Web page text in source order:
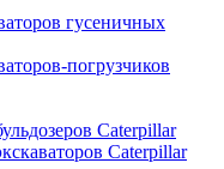
гусеничных
погрузчиков
Caterpillar
Caterpillar